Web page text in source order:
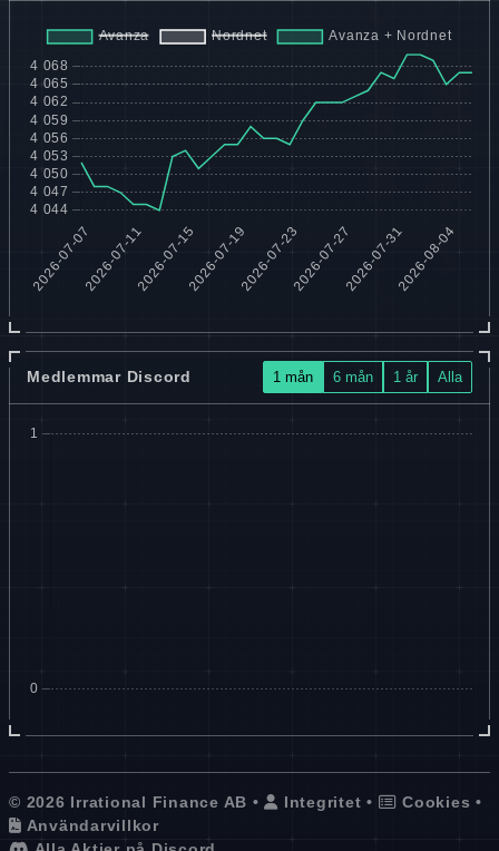
Medlemmar Discord 1 mån 6 mån 1 år Alla
© 2026 Irrational Finance AB • Integritet • Cookies •
Användarvillkor